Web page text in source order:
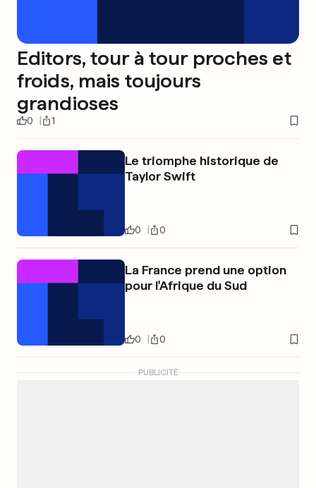
Editors, tour à tour proches et
froids, mais toujours
grandioses
0 1
Le triomphe historique de
Taylor Swift
0 0
La France prend une option
pour l'Afrique du Sud
0 0
PUBLICITÉ